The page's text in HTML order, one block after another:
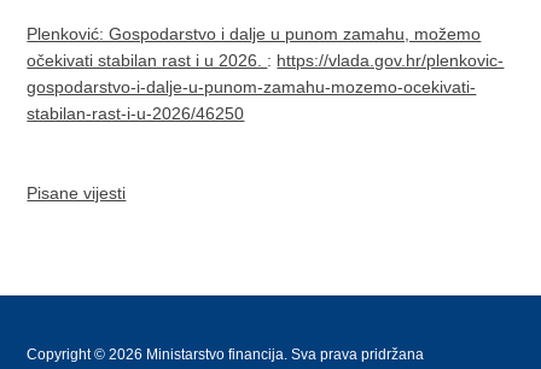
Plenković: Gospodarstvo i dalje u punom zamahu, možemo
očekivati stabilan rast i u 2026. : https://vlada.gov.hr/plenkovic-
gospodarstvo-i-dalje-u-punom-zamahu-mozemo-ocekivati-
stabilan-rast-i-u-2026/46250
Pisane vijesti
Copyright © 2026 Ministarstvo financija. Sva prava pridržana